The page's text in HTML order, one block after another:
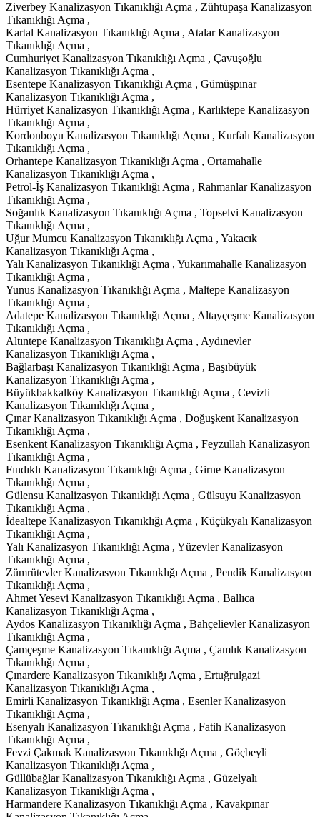
Ziverbey Kanalizasyon Tıkanıklığı Açma , Zühtüpaşa Kanalizasyon
Tıkanıklığı Açma ,
Kartal Kanalizasyon Tıkanıklığı Açma , Atalar Kanalizasyon
Tıkanıklığı Açma ,
Cumhuriyet Kanalizasyon Tıkanıklığı Açma , Çavuşoğlu
Kanalizasyon Tıkanıklığı Açma ,
Esentepe Kanalizasyon Tıkanıklığı Açma , Gümüşpınar
Kanalizasyon Tıkanıklığı Açma ,
Hürriyet Kanalizasyon Tıkanıklığı Açma , Karlıktepe Kanalizasyon
Tıkanıklığı Açma ,
Kordonboyu Kanalizasyon Tıkanıklığı Açma , Kurfalı Kanalizasyon
Tıkanıklığı Açma ,
Orhantepe Kanalizasyon Tıkanıklığı Açma , Ortamahalle
Kanalizasyon Tıkanıklığı Açma ,
Petrol-İş Kanalizasyon Tıkanıklığı Açma , Rahmanlar Kanalizasyon
Tıkanıklığı Açma ,
Soğanlık Kanalizasyon Tıkanıklığı Açma , Topselvi Kanalizasyon
Tıkanıklığı Açma ,
Uğur Mumcu Kanalizasyon Tıkanıklığı Açma , Yakacık
Kanalizasyon Tıkanıklığı Açma ,
Yalı Kanalizasyon Tıkanıklığı Açma , Yukarımahalle Kanalizasyon
Tıkanıklığı Açma ,
Yunus Kanalizasyon Tıkanıklığı Açma , Maltepe Kanalizasyon
Tıkanıklığı Açma ,
Adatepe Kanalizasyon Tıkanıklığı Açma , Altayçeşme Kanalizasyon
Tıkanıklığı Açma ,
Altıntepe Kanalizasyon Tıkanıklığı Açma , Aydınevler
Kanalizasyon Tıkanıklığı Açma ,
Bağlarbaşı Kanalizasyon Tıkanıklığı Açma , Başıbüyük
Kanalizasyon Tıkanıklığı Açma ,
Büyükbakkalköy Kanalizasyon Tıkanıklığı Açma , Cevizli
Kanalizasyon Tıkanıklığı Açma ,
Çınar Kanalizasyon Tıkanıklığı Açma , Doğuşkent Kanalizasyon
Tıkanıklığı Açma ,
Esenkent Kanalizasyon Tıkanıklığı Açma , Feyzullah Kanalizasyon
Tıkanıklığı Açma ,
Fındıklı Kanalizasyon Tıkanıklığı Açma , Girne Kanalizasyon
Tıkanıklığı Açma ,
Gülensu Kanalizasyon Tıkanıklığı Açma , Gülsuyu Kanalizasyon
Tıkanıklığı Açma ,
İdealtepe Kanalizasyon Tıkanıklığı Açma , Küçükyalı Kanalizasyon
Tıkanıklığı Açma ,
Yalı Kanalizasyon Tıkanıklığı Açma , Yüzevler Kanalizasyon
Tıkanıklığı Açma ,
Zümrütevler Kanalizasyon Tıkanıklığı Açma , Pendik Kanalizasyon
Tıkanıklığı Açma ,
Ahmet Yesevi Kanalizasyon Tıkanıklığı Açma , Ballıca
Kanalizasyon Tıkanıklığı Açma ,
Aydos Kanalizasyon Tıkanıklığı Açma , Bahçelievler Kanalizasyon
Tıkanıklığı Açma ,
Çamçeşme Kanalizasyon Tıkanıklığı Açma , Çamlık Kanalizasyon
Tıkanıklığı Açma ,
Çınardere Kanalizasyon Tıkanıklığı Açma , Ertuğrulgazi
Kanalizasyon Tıkanıklığı Açma ,
Emirli Kanalizasyon Tıkanıklığı Açma , Esenler Kanalizasyon
Tıkanıklığı Açma ,
Esenyalı Kanalizasyon Tıkanıklığı Açma , Fatih Kanalizasyon
Tıkanıklığı Açma ,
Fevzi Çakmak Kanalizasyon Tıkanıklığı Açma , Göçbeyli
Kanalizasyon Tıkanıklığı Açma ,
Güllübağlar Kanalizasyon Tıkanıklığı Açma , Güzelyalı
Kanalizasyon Tıkanıklığı Açma ,
Harmandere Kanalizasyon Tıkanıklığı Açma , Kavakpınar